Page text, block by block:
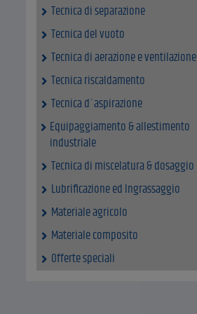
Tecnica di separazione
Tecnica del vuoto
Tecnica di aerazione e ventilazione
Tecnica riscaldamento
Tecnica d´aspirazione
Equipaggiamento & allestimento
industriale
Tecnica di miscelatura & dosaggio
Lubrificazione ed Ingrassaggio
Materiale agricolo
Materiale composito
Offerte speciali